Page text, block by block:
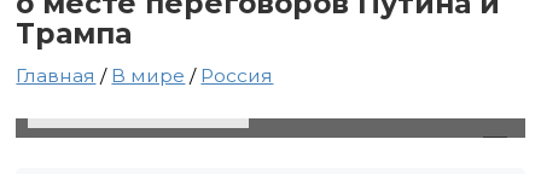
Трампа
Главная / В мире / Россия